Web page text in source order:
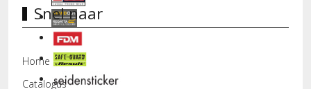
Snel naar
Home
Catalogus